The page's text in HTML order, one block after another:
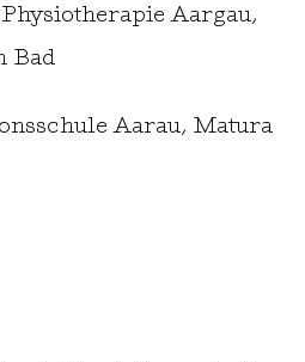
Aargau,
Bad
Aarau, Matura